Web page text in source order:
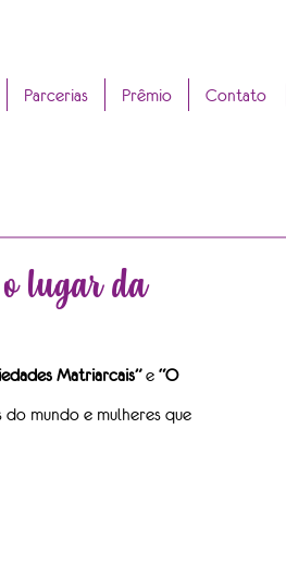
Parcerias Prêmio Contato
o lugar da
Matriarcais” e “O
mundo e mulheres que